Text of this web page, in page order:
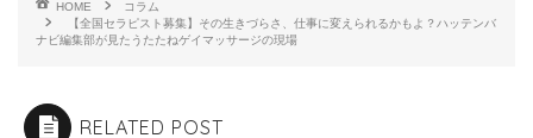
HOME
コラム
【全国セラピスト募集】その生きづらさ、仕事に変えられるかもよ？ハッテンバ
ナビ編集部が見たうたたねゲイマッサージの現場
RELATED POST